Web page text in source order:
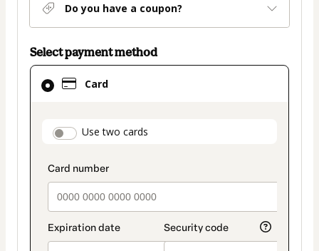
Do you have a coupon?
Select payment method
Card
payment_data.section_title_v2
Use two cards
Card
selected
method